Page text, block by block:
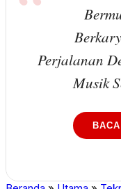
Perjalanan
Musik